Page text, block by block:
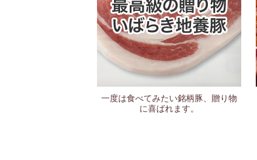
一度は食べてみたい銘柄豚、贈り物
に喜ばれます。